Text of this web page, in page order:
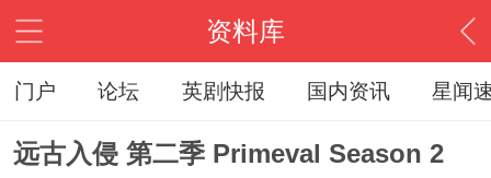
资料库
门户 论坛 英剧快报 国内资讯 星闻
远古入侵 第二季 Primeval Season 2